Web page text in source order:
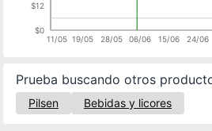
11/05 19/05 28/05 06/06 15/06 24/06
$0
$12
Prueba buscando otros
Pilsen Bebidas y licores